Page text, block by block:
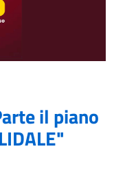
il piano